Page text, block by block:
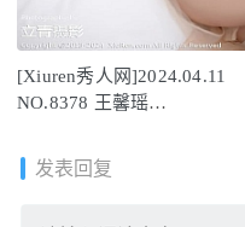
[Xiuren秀人网]2024.04.11
NO.8378 王馨瑶
发表回复